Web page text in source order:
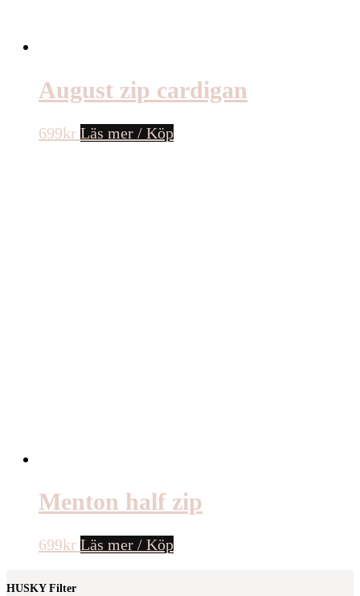
August zip cardigan
699kr Läs mer / Köp
Menton half zip
699kr Läs mer / Köp
HUSKY Filter